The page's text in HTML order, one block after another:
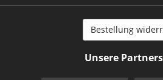
Bestellung
Unsere